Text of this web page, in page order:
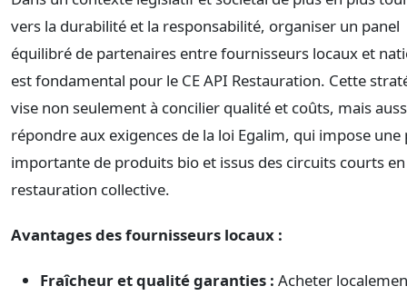
vers la durabilité et la responsabilité, organiser un panel
équilibré de partenaires entre fournisseurs locaux et
est fondamental pour le CE API Restauration. Cette
vise non seulement à concilier qualité et coûts, mais
répondre aux exigences de la loi Egalim, qui impose une
importante de produits bio et issus des circuits courts en
restauration collective.
Avantages des fournisseurs locaux :
Fraîcheur et qualité garanties : Acheter